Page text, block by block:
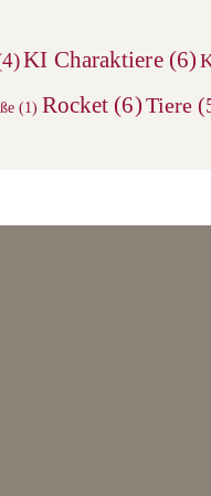
KI Charaktiere(6)
(1) Rocket (6)Tiere